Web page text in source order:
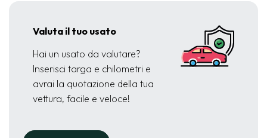
Valuta il tuo usato
Hai un usato da valutare?
Inserisci targa e chilometri e
avrai la quotazione della tua
vettura, facile e veloce!